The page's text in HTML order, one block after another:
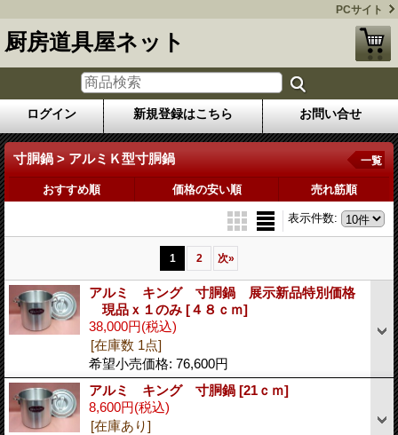
PCサイト
厨房道具屋ネット
ログイン 新規登録はこちら お問い合せ
寸胴鍋 > アルミＫ型寸胴鍋 一覧
おすすめ順 価格の安い順 売れ筋順
表示件数:
1 2 次»
アルミ キング 寸胴鍋 展示新品特別価格
現品ｘ１のみ [４８ｃｍ]
38,000円(税込)
[在庫数 1点]
希望小売価格: 76,600円
アルミ キング 寸胴鍋 [21ｃｍ]
8,600円(税込)
[在庫あり]